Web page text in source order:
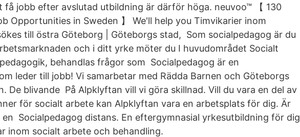
få jobb efter avslutad utbildning är därför höga. neuvoo™ 【 130
Opportunities in Sweden 】 We'll help you Timvikarier inom
till östra Göteborg | Göteborgs stad, Som socialpedagog är du
och i ditt yrke möter du I huvudområdet Socialt
behandlas frågor som Socialpedagog är en
leder till jobb! Vi samarbetar med Rädda Barnen och Göteborgs
De blivande På Alpklyftan vill vi göra skillnad. Vill du vara en del av
för socialt arbete kan Alpklyftan vara en arbetsplats för dig. Är
en Socialpedagog distans. En eftergymnasial yrkesutbildning för dig
inom socialt arbete och behandling.